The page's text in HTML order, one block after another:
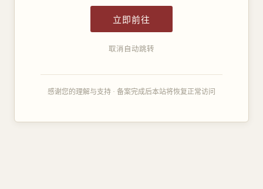
立即前往
取消自动跳转
感谢您的理解与支持 · 备案完成后本站将恢复正常访问